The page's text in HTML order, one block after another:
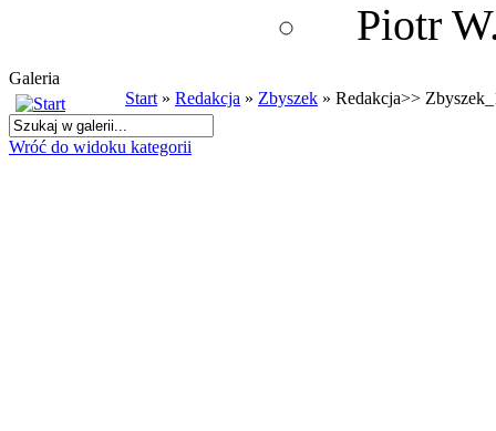
Piotr
Galeria
Start » Redakcja » Zbyszek » Redakcja>>
Wróć do widoku kategorii